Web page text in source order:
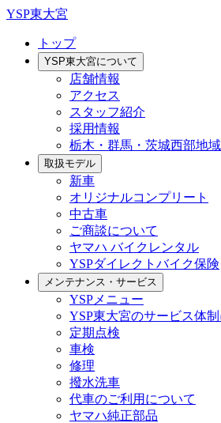
YSP東大宮
トップ
YSP東大宮について
店舗情報
アクセス
スタッフ紹介
採用情報
栃木・群馬・茨城西部地
取扱モデル
新車
オリジナルコンプリート
中古車
ご商談について
ヤマハ バイクレンタル
YSPダイレクトバイク保険
メンテナンス・サービス
YSPメニュー
YSP東大宮のサービス体
定期点検
車検
修理
撥水洗車
代車のご利用について
ヤマハ純正部品